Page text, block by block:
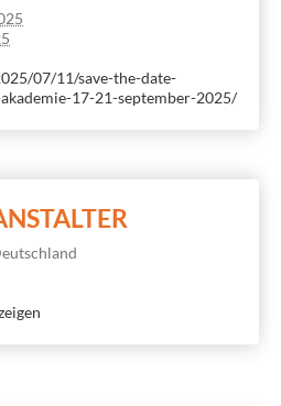
07/11/save-the-date-
17-21-september-2025/